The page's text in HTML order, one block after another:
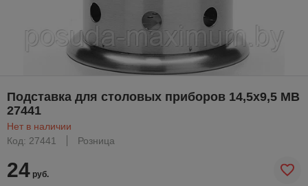
Подставка для столовых приборов 14,5х9,5 МВ
27441
Нет в наличии
Код: 27441
Розница
24 руб.